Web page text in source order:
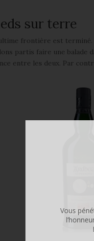
sur terre
frontière est
partis faire une balade
entre les deux. Par
Vous